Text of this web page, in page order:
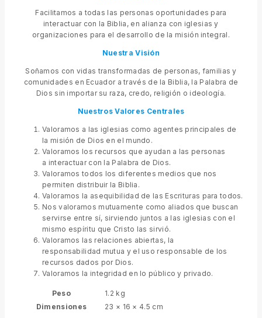
Facilitamos a todas las personas oportunidades para
interactuar con la Biblia, en alianza con iglesias y
organizaciones para el desarrollo de la misión integral.
Nuestra Visión
Soñamos con vidas transformadas de personas, familias y
comunidades en Ecuador a través de la Biblia, la Palabra de
Dios sin importar su raza, credo, religión o ideología.
Nuestros Valores Centrales
Valoramos a las iglesias como agentes principales de
la misión de Dios en el mundo.
Valoramos los recursos que ayudan a las personas
a interactuar con la Palabra de Dios.
Valoramos todos los diferentes medios que nos
permiten distribuir la Biblia.
Valoramos la asequibilidad de las Escrituras para todos.
Nos valoramos mutuamente como aliados que buscan
servirse entre sí, sirviendo juntos a las iglesias con el
mismo espíritu que Cristo las sirvió.
Valoramos las relaciones abiertas, la
responsabilidad mutua y el uso responsable de los
recursos dados por Dios.
Valoramos la integridad en lo público y privado.
Peso
1.2 kg
Dimensiones
23 × 16 × 4.5 cm